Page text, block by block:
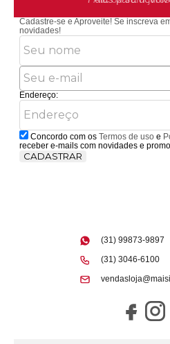
Cadastre-se e Aproveite!Se inscreva
novidades!
Endereço:
Concordo com osTermos de uso e
receber e-mails com novidades e
CADASTRAR
(31) 99873-9897
(31) 3046-6100